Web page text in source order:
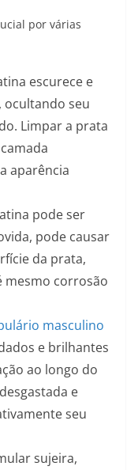
por várias
escurece e
ocultando seu
Limpar a prata
aparência
pode ser
pode causar
da prata,
mesmo corrosão
masculino
e brilhantes
ao longo do
e
seu
sujeira,